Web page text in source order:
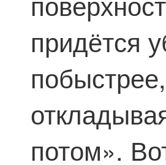
придётся
потом».